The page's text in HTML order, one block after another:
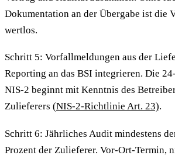
Dokumentation an der Übergabe ist die
wertlos.
Schritt 5: Vorfallmeldungen aus der
Reporting an das BSI integrieren. Die
NIS-2 beginnt mit Kenntnis des
Zulieferers (NIS-2-Richtlinie Art. 23).
Schritt 6: Jährliches Audit mindestens
Prozent der Zulieferer. Vor-Ort-Termin,